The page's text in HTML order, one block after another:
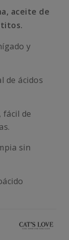
aceite de
y
de ácidos
fácil de
sin